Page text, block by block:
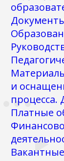
и
процесса.
Платные